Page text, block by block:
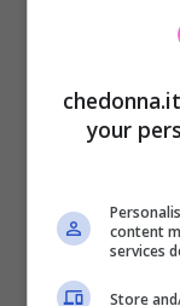
nascita del
fine della
attrice che,
«Non
che lo dico.
di nostro
your
content
services
Store